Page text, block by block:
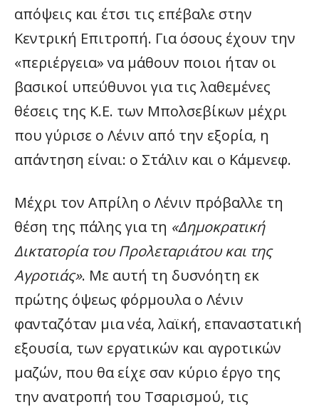
απόψεις και έτσι τις επέβαλε στην
Κεντρική Επιτροπή. Για όσους έχουν την
«περιέργεια» να μάθουν ποιοι ήταν οι
βασικοί υπεύθυνοι για τις λαθεμένες
θέσεις της Κ.Ε. των Μπολσεβίκων μέχρι
που γύρισε ο Λένιν από την εξορία, η
απάντηση είναι: ο Στάλιν και ο Κάμενεφ.
Μέχρι τον Απρίλη ο Λένιν πρόβαλλε τη
θέση της πάλης για τη «Δημοκρατική
Δικτατορία του Προλεταριάτου και της
Αγροτιάς». Με αυτή τη δυσνόητη εκ
πρώτης όψεως φόρμουλα ο Λένιν
φανταζόταν μια νέα, λαϊκή, επαναστατική
εξουσία, των εργατικών και αγροτικών
μαζών, που θα είχε σαν κύριο έργο της
την ανατροπή του Τσαρισμού, τις